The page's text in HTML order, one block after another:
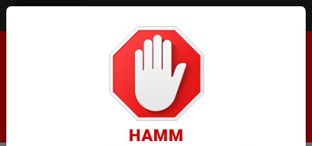
Pesquisar Notícia
HAMM